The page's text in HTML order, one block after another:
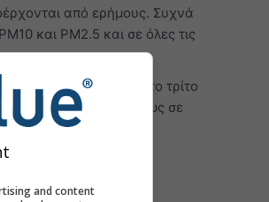
από ερήμους. Συχνά
και PM2.5 και σε όλες τις
εμφανίζονται στο τρίτο
προκαλείται κυρίως σε
and content